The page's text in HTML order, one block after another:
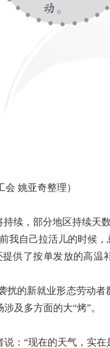
会 姚亚奇整理）
，部分地区持续天数
自己拉活儿的时候，
供了按单发放的高温
新就业形态劳动者
及多方面的大“烤”。
：“现在的天气，实在